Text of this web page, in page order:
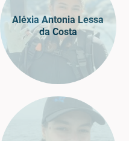
Aléxia Antonia Lessa
da Costa